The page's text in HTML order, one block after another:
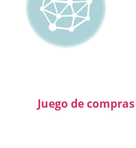
Juego de